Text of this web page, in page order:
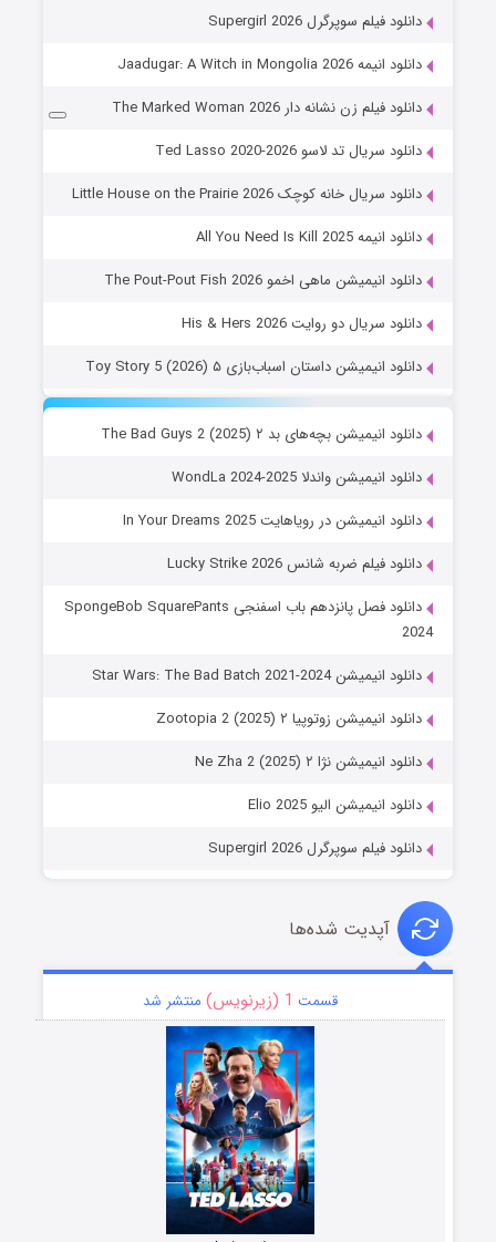
دانلود فیلم سوپرگرل Supergirl 2026
دانلود انیمه Jaadugar: A Witch in Mongolia 2026
دانلود فیلم زن نشانه دار The Marked Woman 2026
دانلود سریال تد لاسو Ted Lasso 2020-2026
دانلود سریال خانه کوچک Little House on the Prairie 2026
دانلود انیمه All You Need Is Kill 2025
دانلود انیمیشن ماهی اخمو The Pout-Pout Fish 2026
دانلود سریال دو روایت His & Hers 2026
دانلود انیمیشن داستان اسباب‌بازی ۵ Toy Story 5 (2026)
دانلود انیمیشن بچه‌های بد ۲ The Bad Guys 2 (2025)
دانلود انیمیشن واندلا WondLa 2024-2025
دانلود انیمیشن در رویاهایت In Your Dreams 2025
دانلود فیلم ضربه شانس Lucky Strike 2026
دانلود فصل پانزدهم باب اسفنجی SpongeBob SquarePants
2024
دانلود انیمیشن Star Wars: The Bad Batch 2021-2024
دانلود انیمیشن زوتوپیا ۲ Zootopia 2 (2025)
دانلود انیمیشن نژا ۲ Ne Zha 2 (2025)
دانلود انیمیشن الیو Elio 2025
دانلود فیلم سوپرگرل Supergirl 2026
آپدیت شده‌ها
قسمت 1 (زیرنویس) منتشر شد